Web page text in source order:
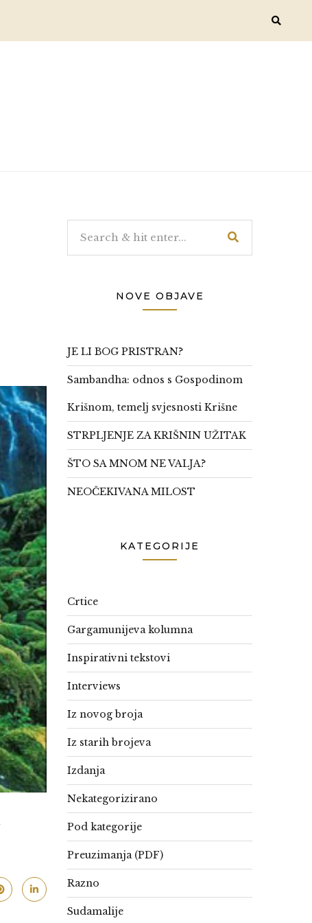
NOVE OBJAVE
JE LI BOG PRISTRAN?
Sambandha: odnos s Gospodinom
Krišnom, temelj svjesnosti Krišne
STRPLJENJE ZA KRIŠNIN UŽITAK
ŠTO SA MNOM NE VALJA?
NEOČEKIVANA MILOST
KATEGORIJE
Crtice
Gargamunijeva kolumna
Inspirativni tekstovi
Interviews
Iz novog broja
Iz starih brojeva
Izdanja
Nekategorizirano
Pod kategorije
Preuzimanja (PDF)
Razno
Sudamalije